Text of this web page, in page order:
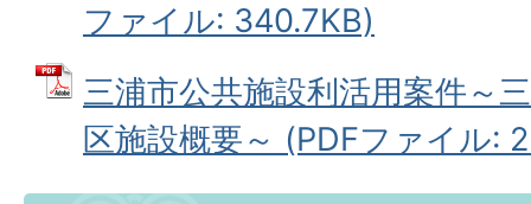
ファイル: 340.7KB)
三浦市公共施設利活用案件～
区施設概要～ (PDFファイル: